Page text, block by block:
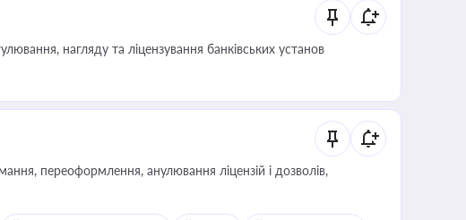
нагляду та ліцензування банківських установ
переоформлення, анулювання ліцензій і дозволів,